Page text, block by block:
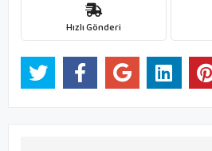
Hızlı Gönderi